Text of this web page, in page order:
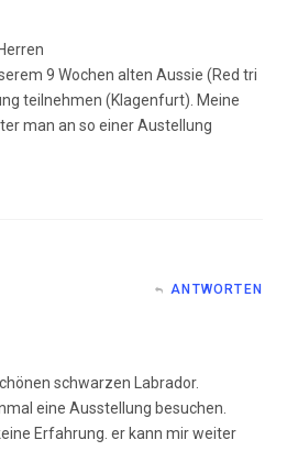
9 Wochen alten Aussie (Red tri
teilnehmen (Klagenfurt). Meine
man an so einer Austellung
ANTWORTEN
schwarzen Labrador.
eine Ausstellung besuchen.
Erfahrung. er kann mir weiter